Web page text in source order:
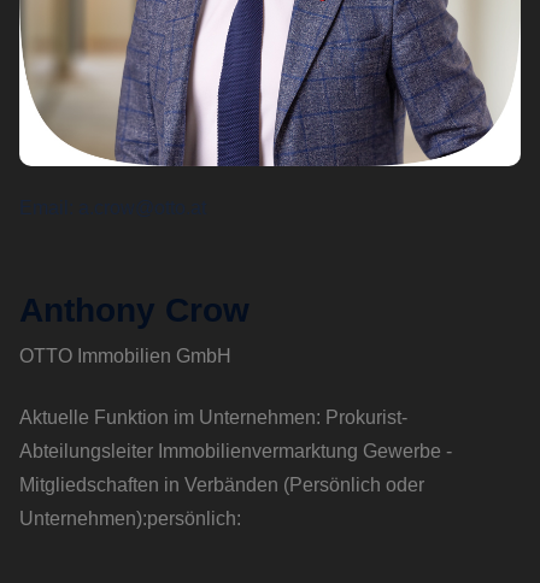
Anthony Crow
OTTO Immobilien GmbH
Aktuelle Funktion im Unternehmen: Prokurist-
Abteilungsleiter Immobilienvermarktung Gewerbe -
Mitgliedschaften in Verbänden (Persönlich oder
Unternehmen):persönlich: